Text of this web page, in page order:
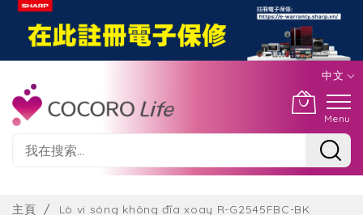
中文
Menu
主頁 Lò vi sóng không đĩa xoay R-G2545FBC-BK